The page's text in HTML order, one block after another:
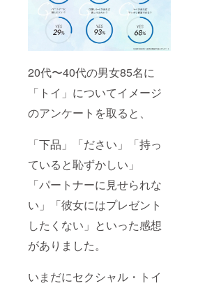
20代〜40代の男女85名に
「トイ」についてイメージ
のアンケートを取ると、
「下品」「ださい」「持っ
ていると恥ずかしい」
「パートナーに見せられな
い」「彼女にはプレゼント
したくない」といった感想
がありました。
いまだにセクシャル・トイ